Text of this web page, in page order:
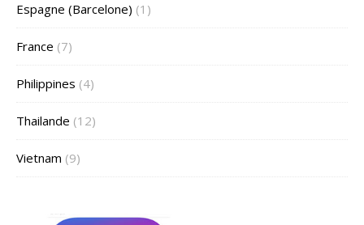
Espagne (Barcelone) (1)
France (7)
Philippines (4)
Thailande (12)
Vietnam (9)